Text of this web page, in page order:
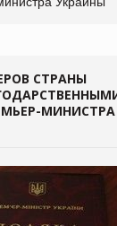
СТРАНЫ
МИНИСТРА